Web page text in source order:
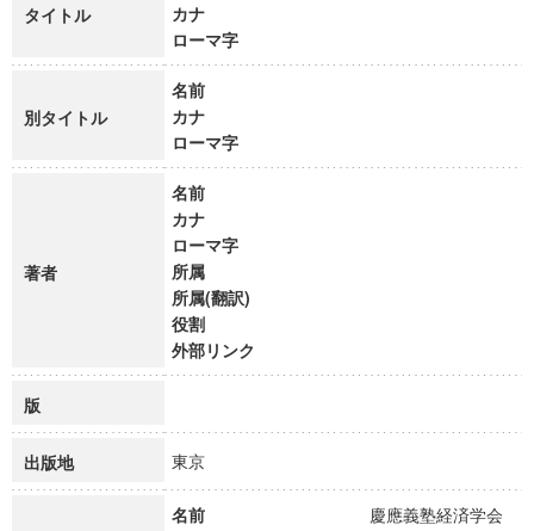
タイトル
カナ
ローマ字
別タイトル
名前
カナ
ローマ字
著者
名前
カナ
ローマ字
所属
所属(翻訳)
役割
外部リンク
版
出版地 東京
名前 慶應義塾経済学会